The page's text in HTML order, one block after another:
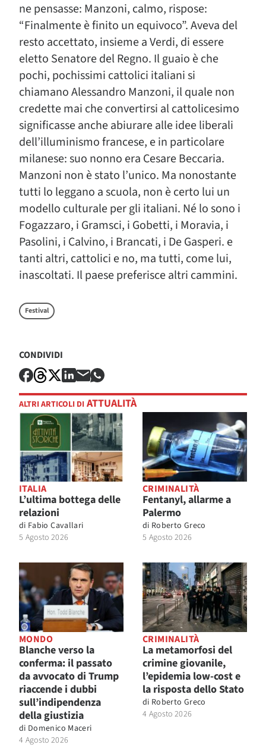
ne pensasse: Manzoni, calmo, rispose:
“Finalmente è finito un equivoco”. Aveva del
resto accettato, insieme a Verdi, di essere
eletto Senatore del Regno. Il guaio è che
pochi, pochissimi cattolici italiani si
chiamano Alessandro Manzoni, il quale non
credette mai che convertirsi al cattolicesimo
significasse anche abiurare alle idee liberali
dell’illuminismo francese, e in particolare
milanese: suo nonno era Cesare Beccaria.
Manzoni non è stato l’unico. Ma nonostante
tutti lo leggano a scuola, non è certo lui un
modello culturale per gli italiani. Né lo sono i
Fogazzaro, i Gramsci, i Gobetti, i Moravia, i
Pasolini, i Calvino, i Brancati, i De Gasperi. e
tanti altri, cattolici e no, ma tutti, come lui,
inascoltati. Il paese preferisce altri cammini.
Festival
CONDIVIDI
ALTRI ARTICOLI DI ATTUALITÀ
ITALIA
L’ultima bottega delle
relazioni
di Fabio Cavallari
5 Agosto 2026
CRIMINALITÀ
Fentanyl, allarme a
Palermo
di Roberto Greco
5 Agosto 2026
MONDO
Blanche verso la
conferma: il passato
da avvocato di Trump
riaccende i dubbi
sull’indipendenza
della giustizia
di Domenico Maceri
4 Agosto 2026
CRIMINALITÀ
La metamorfosi del
crimine giovanile,
l’epidemia low-cost e
la risposta dello Stato
di Roberto Greco
4 Agosto 2026